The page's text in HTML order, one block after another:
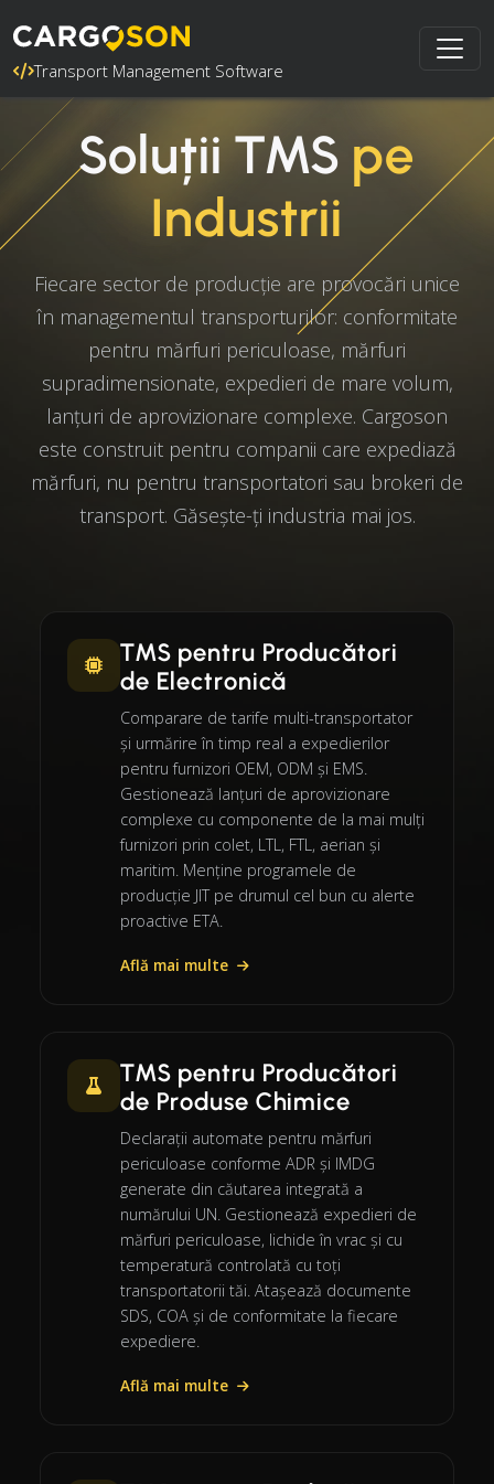
Transport Management Software
Soluții TMS pe
Industrii
Fiecare sector de producție are provocări unice
în managementul transporturilor: conformitate
pentru mărfuri periculoase, mărfuri
supradimensionate, expedieri de mare volum,
lanțuri de aprovizionare complexe. Cargoson
este construit pentru companii care expediază
mărfuri, nu pentru transportatori sau brokeri de
transport. Găsește-ți industria mai jos.
TMS pentru Producători
de Electronică
Comparare de tarife multi-transportator
și urmărire în timp real a expedierilor
pentru furnizori OEM, ODM și EMS.
Gestionează lanțuri de aprovizionare
complexe cu componente de la mai mulți
furnizori prin colet, LTL, FTL, aerian și
maritim. Menține programele de
producție JIT pe drumul cel bun cu alerte
proactive ETA.
Află mai multe
TMS pentru Producători
de Produse Chimice
Declarații automate pentru mărfuri
periculoase conforme ADR și IMDG
generate din căutarea integrată a
numărului UN. Gestionează expedieri de
mărfuri periculoase, lichide în vrac și cu
temperatură controlată cu toți
transportatorii tăi. Atașează documente
SDS, COA și de conformitate la fiecare
expediere.
Află mai multe